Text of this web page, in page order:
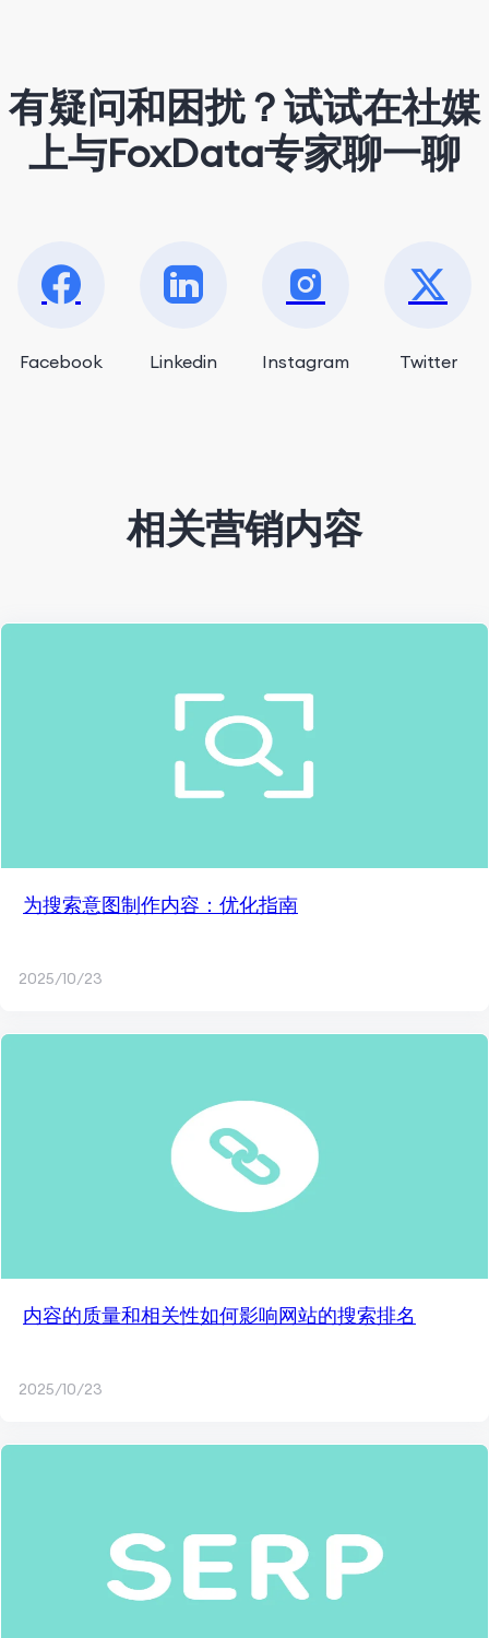
有疑问和困扰？试试在社媒
上与FoxData专家聊一聊
Facebook Linkedin Instagram Twitter
相关营销内容
为搜索意图制作内容：优化指南
2025/10/23
内容的质量和相关性如何影响网站的搜索排名
2025/10/23